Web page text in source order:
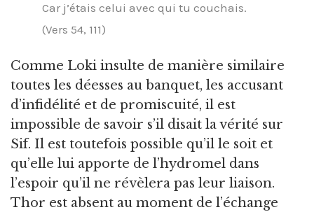
Car j’étais celui avec qui tu couchais.
(Vers 54, 111)
Comme Loki insulte de manière similaire
toutes les déesses au banquet, les accusant
d’infidélité et de promiscuité, il est
impossible de savoir s’il disait la vérité sur
Sif. Il est toutefois possible qu’il le soit et
qu’elle lui apporte de l’hydromel dans
l’espoir qu’il ne révèlera pas leur liaison.
Thor est absent au moment de l’échange